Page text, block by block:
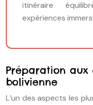
itinéraire
expériences
Préparation aux
bolivienne
L’un des aspects les